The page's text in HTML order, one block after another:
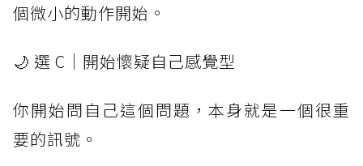
個微小的動作開始。
🌙 選 C｜開始懷疑自己感覺型
你開始問自己這個問題，本身就是一個很重
要的訊號。